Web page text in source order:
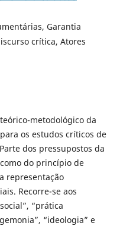
Garantia
crítica, Atores
metodológico da
os estudos críticos de
dos pressupostos da
do princípio de
representação
Recorre-se aos
“prática
“ideologia” e